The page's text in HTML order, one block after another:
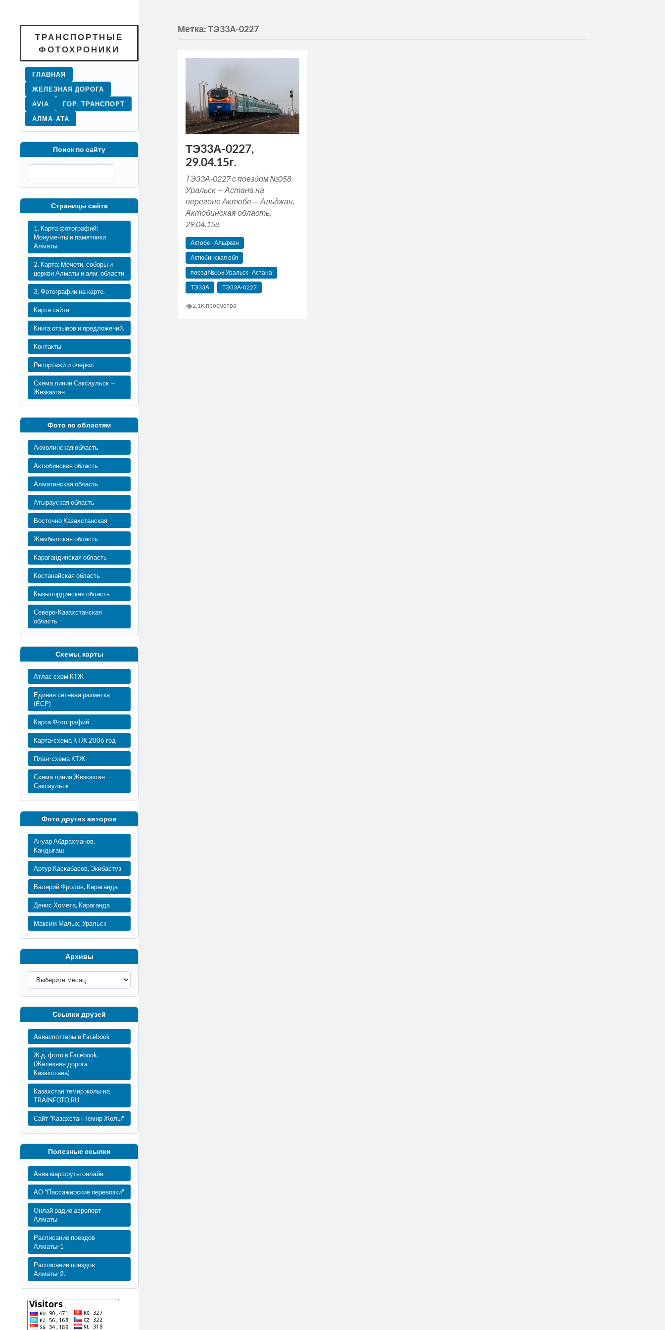
ТРАНСПОРТНЫЕ
ФОТОХРОНИКИ
ГЛАВНАЯ
ЖЕЛЕЗНАЯ ДОРОГА
AVIA
ГОР. ТРАНСПОРТ
АЛМА-АТА
Поиск по сайту
Страницы сайта
1. Карта фотографий:
Монументы и памятники
Алматы.
2. Карта: Мечети, соборы и
церкви Алматы и алм. области
3. Фотографии на карте.
Карта сайта
Книга отзывов и предложений.
Контакты
Репортажи и очерки.
Схема линии Саксаульск —
Жезказган
Фото по областям
Акмолинская область
Актюбинская область
Алматинская область
Атырауская область
Восточно Казахстанская
Жамбылская область
Карагандинская область
Костанайская область
Кызылординская область
Северо-Казахстанская
область
Схемы, карты
Атлас схем КТЖ
Единая сетевая разметка
(ЕСР)
Карта Фотографий
Карта-схема КТЖ 2006 год
План-схема КТЖ
Схема линии Жезказган —
Саксаульск
Фото других авторов
Ануар Абдрахманов,
Кандыгаш
Артур Каскабасов, Экибастуз
Валерий Фролов, Караганда
Денис Хомета, Караганда
Максим Малых, Уральск
Архивы
Ссылки друзей
Авиаспоттеры в Facebook
Ж.д. фото в Facebook.
(Железная дорога
Казахстана)
Казахстан темир жолы на
TRAINFOTO.RU
Сайт "Казахстан Темир Жолы"
Полезные ссылки
Авиа маршруты онлайн
АО "Пассажирские перевозки"
Онлай радио аэропорт
Алматы
Расписание поездов
Алматы-1
Расписание поездов
Алматы-2.
Метка:ТЭ33А-0227
ТЭ33А-0227,
29.04.15г.
ТЭ33А-0227 с поездом №058
Уральск — Астана на
перегоне Актобе — Альджан,
Актобинская область,
29.04.15г.
Актобе - Альджан
Актюбинская обл
поезд №058 Уральск - Астана
ТЭ33А
ТЭ33А-0227
👁2.1K просмотра